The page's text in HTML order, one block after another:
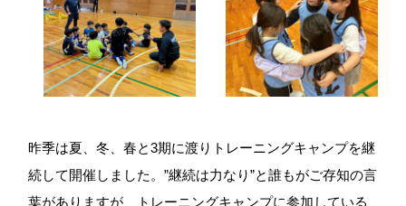
昨季は夏、冬、春と3期に渡りトレーニングキャンプを継
続して開催しました。”継続は力なり”と誰もがご存知の言
葉がありますが、トレーニングキャンプに参加している